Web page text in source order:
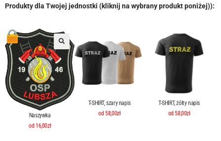
Produkty dla Twojej jednostki (kliknij na wybrany produkt poniżej)):
Naszywka
od 16,00zł
T-SHIRT, szary napis
od 58,00zł
T-SHIRT, żółty napis
od 58,00zł